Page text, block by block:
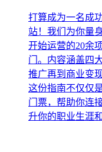
打算成为一名成
站！我们为你量
开始运营的20余
门。内容涵盖四
推广再到商业变
这份指南不仅仅
门票，帮助你连
升你的职业生涯